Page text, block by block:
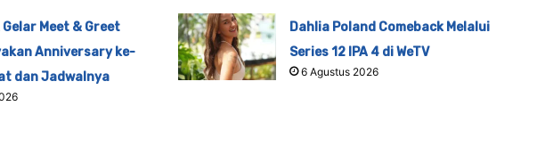
Gelar Meet & Greet
Anniversary ke-
dan Jadwalnya
Dahlia Poland Comeback Melalui
Series 12 IPA 4 di WeTV
6 Agustus 2026